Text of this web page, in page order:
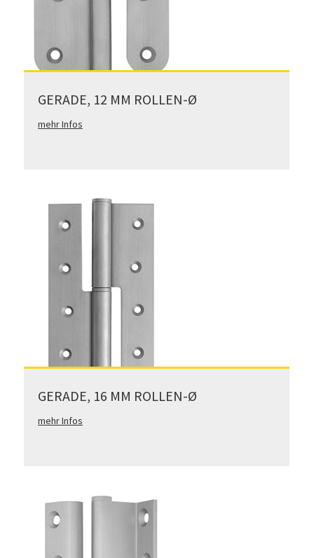
GERADE, 12 MM ROLLEN-Ø
mehr Infos
GERADE, 16 MM ROLLEN-Ø
mehr Infos